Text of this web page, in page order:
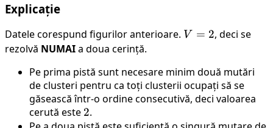
Explicație
Datele corespund figurilor anterioare. V
V = 2, deci se
rezolvă NUMAIa doua cerință.
Pe prima pistă sunt necesare minim două mutări
de clusteri pentru ca toți clusterii ocupați să se
găsească într-o ordine consecutivă, deci valoarea
cerută este 2
2.